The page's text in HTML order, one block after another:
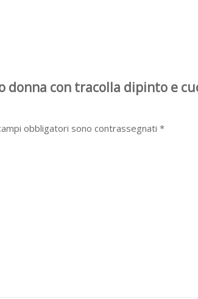
donna con tracolla dipinto e
obbligatori sono contrassegnati *